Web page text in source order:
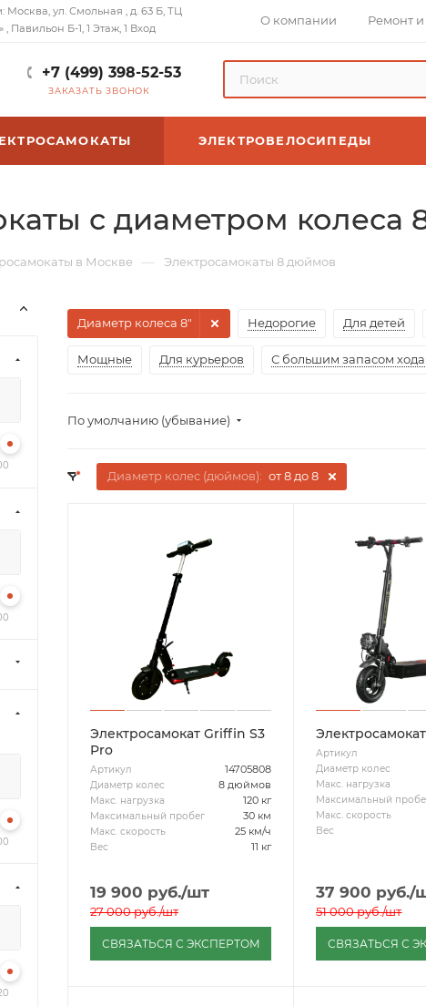
Москва, ул. Смольная , д. 63 Б, ТЦ
, Павильон Б-1, 1 Этаж, 1 Вход
О компании Ремонт
+7 (499) 398-52-53
ЗАКАЗАТЬ ЗВОНОК
ЭЛЕКТРОВЕЛОСИПЕДЫ
с диаметром колеса
в Москве — Электросамокаты 8 дюймов
Недорогие Для детей
Мощные Для курьеров С большим запасом хода
Диаметр колеса 8"
По умолчанию (убывание)
Диаметр колес (дюймов): от 8 до 8
Электросамокат Griffin S3
Pro
Артикул 14705808
Диаметр колес 8 дюймов
Макс. нагрузка 120 кг
Максимальный пробег 30 км
Макс. скорость 25 км/ч
Вес 11 кг
19 900 руб./шт
27 000руб./шт
СВЯЗАТЬСЯ С ЭКСПЕРТОМ
Артикул
Диаметр колес
Макс. нагрузка
Максимальный
Макс. скорость
Вес
37 900 руб./
51 000руб./шт
СВЯЗАТЬСЯ С